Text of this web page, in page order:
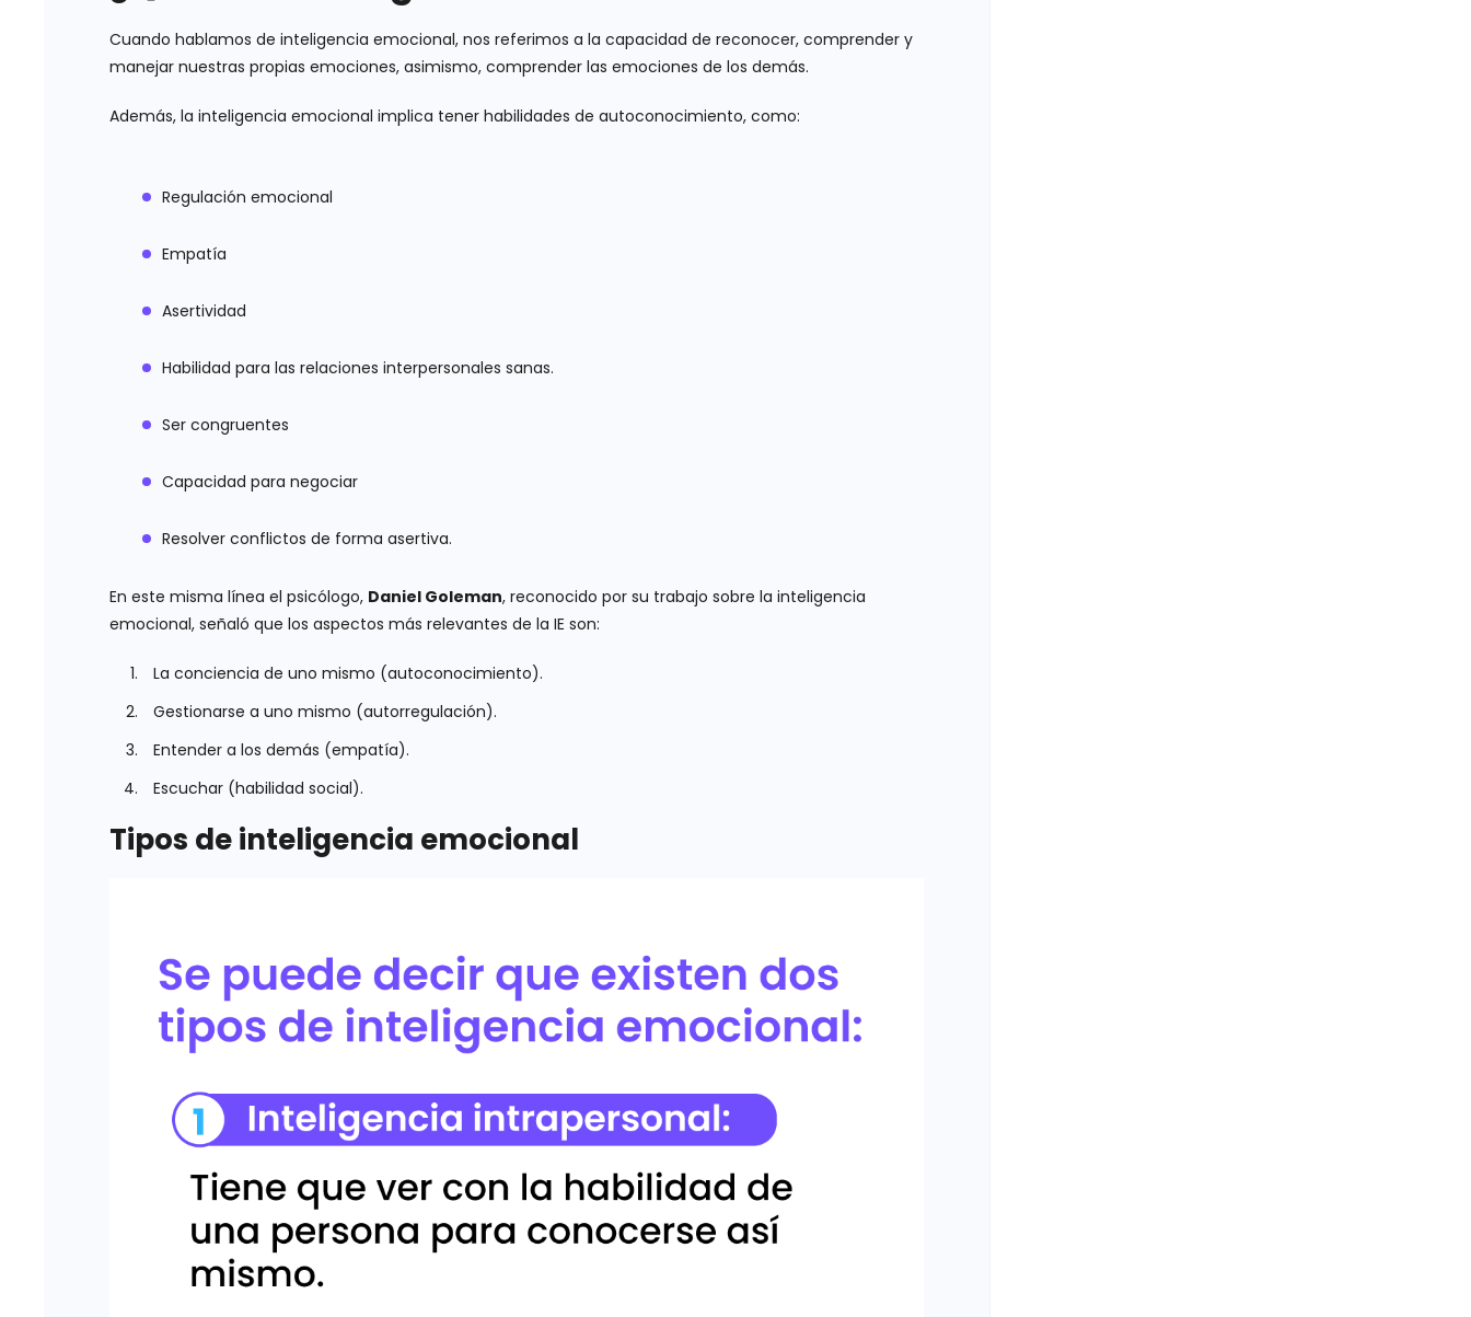
Cuando hablamos de inteligencia emocional, nos referimos a la capacidad de reconocer, comprender y
manejar nuestras propias emociones, asimismo, comprender las emociones de los demás.
Además, la inteligencia emocional implica tener habilidades de autoconocimiento, como:
Regulación emocional
Empatía
Asertividad
Habilidad para las relaciones interpersonales sanas.
Ser congruentes
Capacidad para negociar
Resolver conflictos de forma asertiva.
En este misma línea el psicólogo, Daniel Goleman, reconocido por su trabajo sobre la inteligencia
emocional, señaló que los aspectos más relevantes de la IE son:
La conciencia de uno mismo (autoconocimiento).
Gestionarse a uno mismo (autorregulación).
Entender a los demás (empatía).
Escuchar (habilidad social).
Tipos de inteligencia emocional